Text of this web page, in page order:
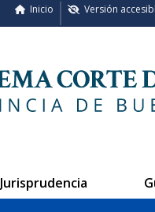
Versión
Inicio
Jurisprudencia